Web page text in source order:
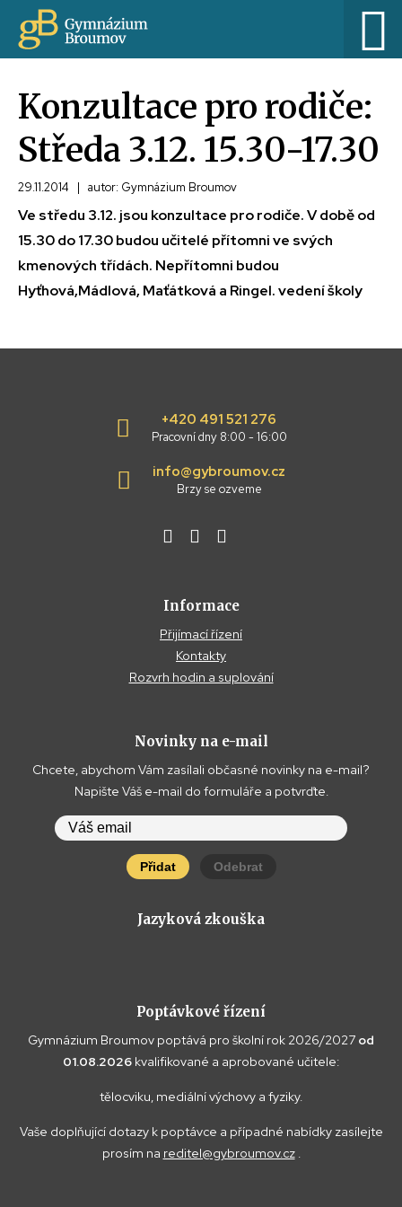
Konzultace pro rodiče:
Středa 3.12. 15.30-17.30
29.11.2014 | autor: Gymnázium Broumov
Ve středu 3.12. jsou konzultace pro rodiče. V době od
15.30 do 17.30 budou učitelé přítomni ve svých
kmenových třídách. Nepřítomni budou
Hyťhová,Mádlová, Maťátková a Ringel. vedení školy
+420 491 521 276
Pracovní dny 8:00 - 16:00
info@gybroumov.cz
Brzy se ozveme
Informace
Přijímací řízení
Kontakty
Rozvrh hodin a suplování
Novinky na e-mail
Chcete, abychom Vám zasílali občasné novinky na e-mail?
Napište Váš e-mail do formuláře a potvrďte.
Přidat Odebrat
Jazyková zkouška
Poptávkové řízení
Gymnázium Broumov poptává pro školní rok 2026/2027 od
01.08.2026 kvalifikované a aprobované učitele:
tělocviku, mediální výchovy a fyziky.
Vaše doplňující dotazy k poptávce a případné nabídky zasílejte
prosím na reditel@gybroumov.cz.